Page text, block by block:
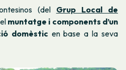
(del Grup Local de
muntatge i components d’un
domèsticen base a la seva